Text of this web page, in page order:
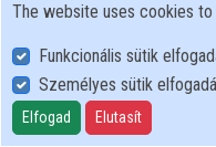
User Policy
Adatkezelési tájékoztató (en)
Cookie Policy
The website uses cookies
Funkcionális sütik
Személyes sütik
Elfogad Elutasít